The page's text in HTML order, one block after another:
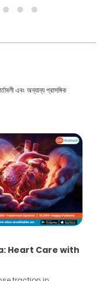
এবং অন্যান্য প্রাসঙ্গিক
Heart Care with